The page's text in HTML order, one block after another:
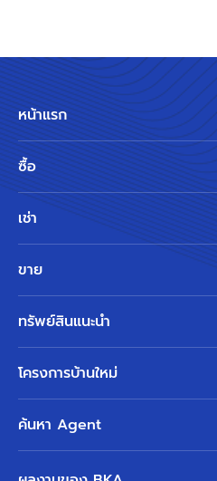
หน้าแรก
ซื้อ
เช่า
ขาย
ทรัพย์สินแนะนำ
โครงการบ้านใหม่
ค้นหา Agent